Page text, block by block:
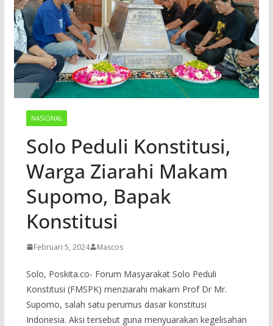
NASIONAL
Solo Peduli Konstitusi,
Warga Ziarahi Makam
Supomo, Bapak
Konstitusi
Februari 5, 2024 Mascos
Solo, Poskita.co- Forum Masyarakat Solo Peduli
Konstitusi (FMSPK) menziarahi makam Prof Dr Mr.
Supomo, salah satu perumus dasar konstitusi
Indonesia. Aksi tersebut guna menyuarakan kegelisahan